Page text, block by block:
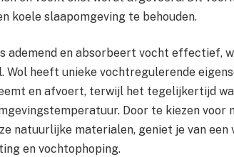
koele slaapomgeving te behouden.
ademend en absorbeert vocht effectief,
Wol heeft unieke vochtregulerende
en afvoert, terwijl het tegelijkertijd
Door te kiezen voor
natuurlijke materialen, geniet je van een
en vochtophoping.